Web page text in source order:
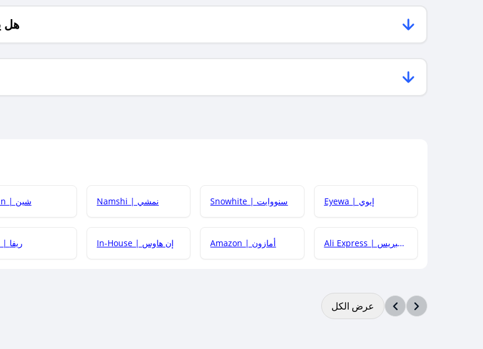
هل
Shein | شين Namshi | نمشي Snowhite | سنووايت Eyewa | إيوي
Riva | ريفا In-House | إن هاوس Amazon | أمازون Ali Express | علي إكسبريس
عرض الكل